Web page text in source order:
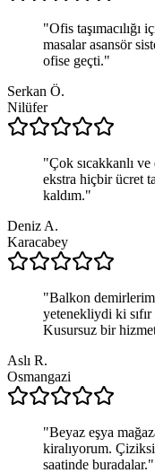
"Ofis taşımacılığı
masalar asansör
ofise geçti."
Serkan Ö.
Nilüfer
"Çok sıcakkanlı ve
ekstra hiçbir ücret
kaldım."
Deniz A.
Karacabey
"Balkon
yetenekliydi ki sıfır
Kusursuz bir
Aslı R.
Osmangazi
"Beyaz eşya
kiralıyorum.
saatinde buradalar."